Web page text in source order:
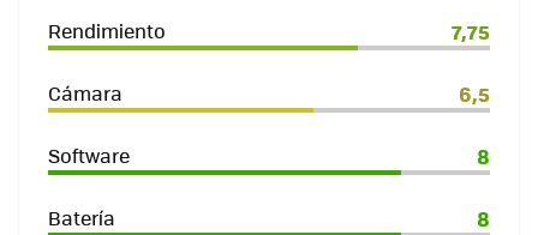
Rendimiento 7,75
Cámara 6,5
Software 8
Batería 8